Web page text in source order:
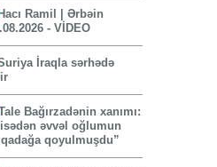
Hacı Ramil | Ərbəin
- VİDEO
İraqla sərhədə
Bağırzadənin xanımı:
əvvəl oğlumun
qadağa qoyulmuşdu”